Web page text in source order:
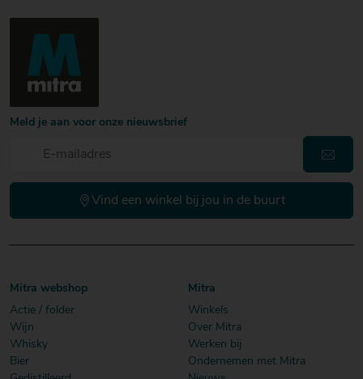
Meld je aan voor onze nieuwsbrief
Vind een winkel bij jou in de buurt
Mitra webshop
Actie / folder
Wijn
Whisky
Bier
Mitra
Winkels
Over Mitra
Werken bij
Ondernemen met Mitra